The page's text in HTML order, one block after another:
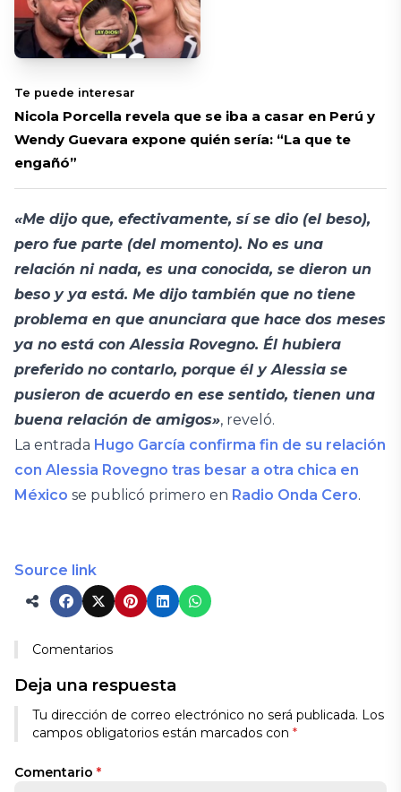
Te puede interesar
Nicola Porcella revela que se iba a casar en Perú y
Wendy Guevara expone quién sería: “La que te
engañó”
«Me dijo que, efectivamente, sí se dio (el beso),
pero fue parte (del momento). No es una
relación ni nada, es una conocida, se dieron un
beso y ya está. Me dijo también que no tiene
problema en que anunciara que hace dos meses
ya no está con Alessia Rovegno. Él hubiera
preferido no contarlo, porque él y Alessia se
pusieron de acuerdo en ese sentido, tienen una
buena relación de amigos», reveló.
La entrada Hugo García confirma fin de su relación
con Alessia Rovegno tras besar a otra chica en
México se publicó primero en Radio Onda Cero.
Source link
Comentarios
Deja una respuesta
Tu dirección de correo electrónico no será publicada. Los
campos obligatorios están marcados con *
Comentario *